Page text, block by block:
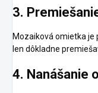
3.
Mozaiková omietka je
len dôkladne
4. Nanášanie